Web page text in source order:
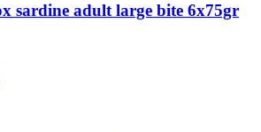
sardine adult large bite 6x75gr